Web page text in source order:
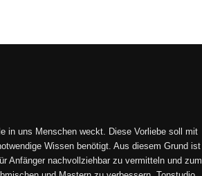
in uns Menschen weckt. Diese Vorliebe soll mit
Wissen benötigt. Aus diesem Grund ist
Anfänger nachvollziehbar zu vermitteln und zum